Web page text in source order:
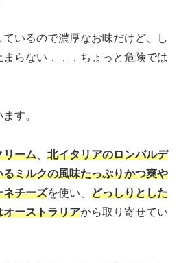
いるので濃厚なお味だけど、し
らない．．．ちょっと危険では
す。
リーム
北イタリアのロンバルデ
ミルクの風味たっぷりかつ爽や
ネチーズを使い、 どっしりとした
ーストラリアから取り寄せてい